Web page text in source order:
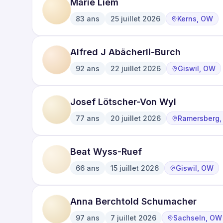
Marie Liem
83 ans 25 juillet 2026 Kerns, OW
Alfred J Abächerli-Burch
92 ans 22 juillet 2026 Giswil, OW
Josef Lötscher-Von Wyl
77 ans 20 juillet 2026 Ramersberg,
Beat Wyss-Ruef
66 ans 15 juillet 2026 Giswil, OW
Anna Berchtold Schumacher
97 ans 7 juillet 2026 Sachseln, OW